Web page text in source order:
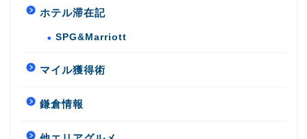
ホテル滞在記
SPG&Marriott
マイル獲得術
鎌倉情報